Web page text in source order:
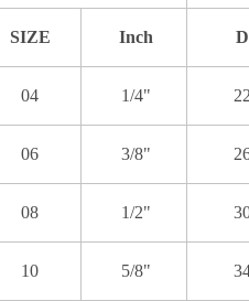
SIZE Inch D
04 1/4"
06 3/8"
08 1/2"
10 5/8"